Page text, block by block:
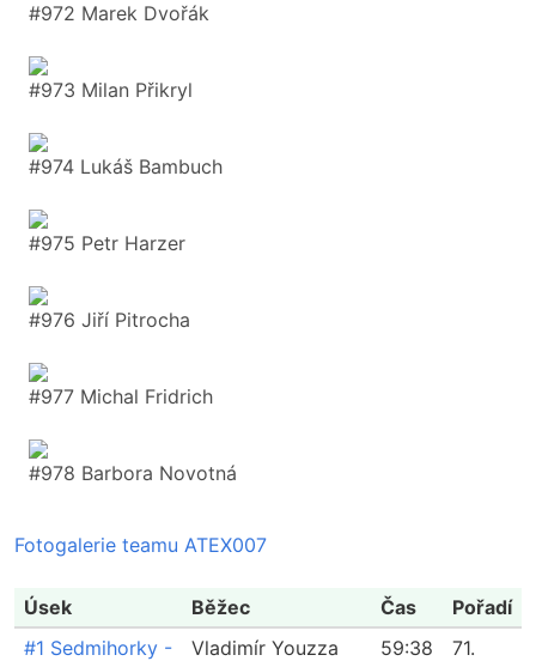
#972 Marek Dvořák
#973 Milan Přikryl
#974 Lukáš Bambuch
#975 Petr Harzer
#976 Jiří Pitrocha
#977 Michal Fridrich
#978 Barbora Novotná
Fotogalerie teamu ATEX007
Úsek Běžec Čas
Pořadí
#1 Sedmihorky -
Vladimír Youzza
59:38 71.